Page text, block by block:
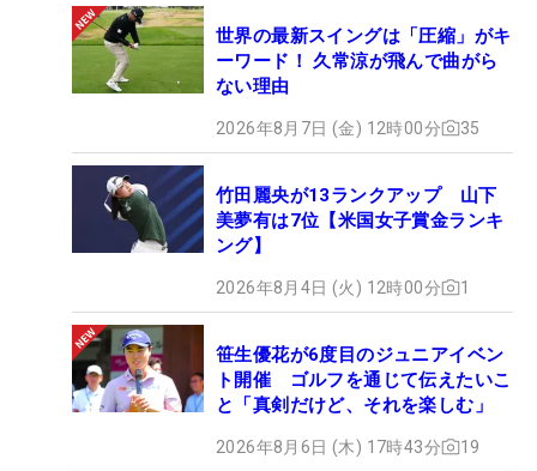
世界の最新スイングは「圧縮」がキ
ーワード！ 久常涼が飛んで曲がら
ない理由
2026年8月7日 (金) 12時00分 35
竹田麗央が13ランクアップ 山下
美夢有は7位【米国女子賞金ランキ
ング】
2026年8月4日 (火) 12時00分 1
笹生優花が6度目のジュニアイベン
ト開催 ゴルフを通じて伝えたいこ
と「真剣だけど、それを楽しむ」
2026年8月6日 (木) 17時43分 19